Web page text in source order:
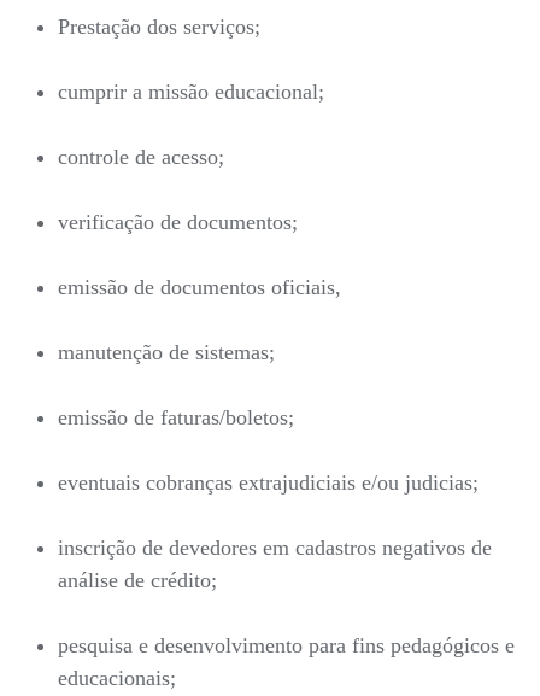
Prestação dos serviços;
cumprir a missão educacional;
controle de acesso;
verificação de documentos;
emissão de documentos oficiais,
manutenção de sistemas;
emissão de faturas/boletos;
eventuais cobranças extrajudiciais e/ou judicias;
inscrição de devedores em cadastros negativos de
análise de crédito;
pesquisa e desenvolvimento para fins pedagógicos e
educacionais;